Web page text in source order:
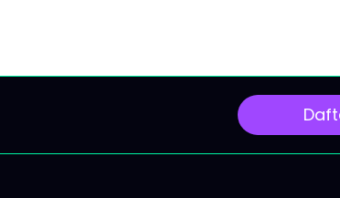
serta
volatiliti pasaran. Isnin
2026: Sidang Kemuncak
Perancis Dipantau Dari
Geopolitik Acara